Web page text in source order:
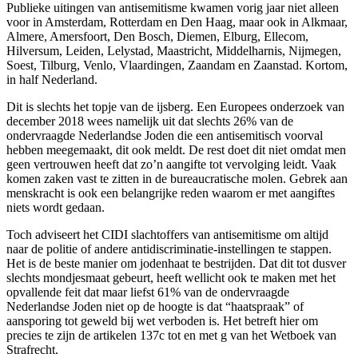
Publieke uitingen van antisemitisme kwamen vorig jaar niet alleen
voor in Amsterdam, Rotterdam en Den Haag, maar ook in Alkmaar,
Almere, Amersfoort, Den Bosch, Diemen, Elburg, Ellecom,
Hilversum, Leiden, Lelystad, Maastricht, Middelharnis, Nijmegen,
Soest, Tilburg, Venlo, Vlaardingen, Zaandam en Zaanstad. Kortom,
in half Nederland.
Dit is slechts het topje van de ijsberg. Een Europees onderzoek van
december 2018 wees namelijk uit dat slechts 26% van de
ondervraagde Nederlandse Joden die een antisemitisch voorval
hebben meegemaakt, dit ook meldt. De rest doet dit niet omdat men
geen vertrouwen heeft dat zo’n aangifte tot vervolging leidt. Vaak
komen zaken vast te zitten in de bureaucratische molen. Gebrek aan
menskracht is ook een belangrijke reden waarom er met aangiftes
niets wordt gedaan.
Toch adviseert het CIDI slachtoffers van antisemitisme om altijd
naar de politie of andere antidiscriminatie-instellingen te stappen.
Het is de beste manier om jodenhaat te bestrijden. Dat dit tot dusver
slechts mondjesmaat gebeurt, heeft wellicht ook te maken met het
opvallende feit dat maar liefst 61% van de ondervraagde
Nederlandse Joden niet op de hoogte is dat “haatspraak” of
aansporing tot geweld bij wet verboden is. Het betreft hier om
precies te zijn de artikelen 137c tot en met g van het Wetboek van
Strafrecht.